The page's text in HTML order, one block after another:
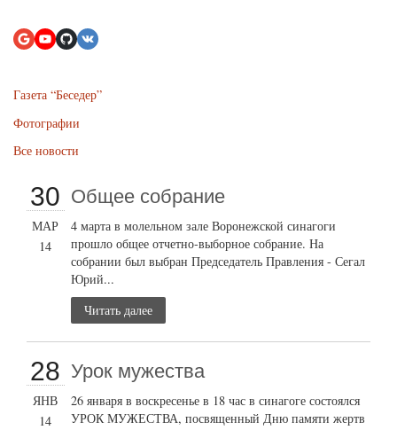
Газета “Беседер”
Фотографии
Все новости
30
МАР
14
Общее собрание
4 марта в молельном зале Воронежской синагоги
прошло общее отчетно-выборное собрание. На
собрании был выбран Председатель Правления - Сегал
Юрий...
Читать далее
28
ЯНВ
14
Урок мужества
26 января в воскресенье в 18 час в синагоге состоялся
УРОК МУЖЕСТВА, посвященный Дню памяти жертв